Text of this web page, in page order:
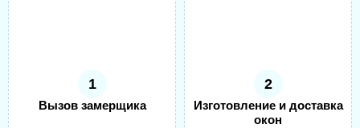
1
Вызов замерщика
2
Изготовление и доставка
окон